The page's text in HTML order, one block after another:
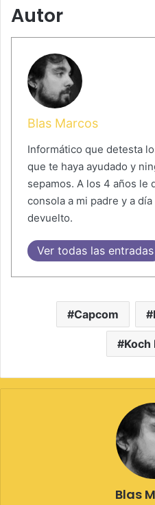
Autor
Blas Marcos
Informático que detesta
que te haya ayudado y
sepamos. A los 4 años le
consola a mi padre y a
devuelto.
Ver todas las entradas
Capcom
Koch
Blas